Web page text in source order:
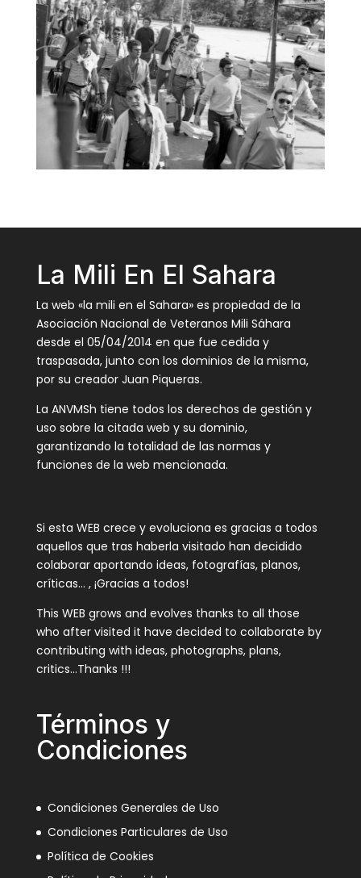
La Mili En El Sahara
La web «la mili en el Sahara» es propiedad de la
Asociación Nacional de Veteranos Mili Sáhara
desde el 05/04/2014 en que fue cedida y
traspasada, junto con los dominios de la misma,
por su creador Juan Piqueras.
La ANVMSh tiene todos los derechos de gestión y
uso sobre la citada web y su dominio,
garantizando la totalidad de las normas y
funciones de la web mencionada.
Si esta WEB crece y evoluciona es gracias a todos
aquellos que tras haberla visitado han decidido
colaborar aportando ideas, fotografías, planos,
críticas… , ¡Gracias a todos!
This WEB grows and evolves thanks to all those
who after visited it have decided to collaborate by
contributing with ideas, photographs, plans,
critics…Thanks !!!
Términos y
Condiciones
Condiciones Generales de Uso
Condiciones Particulares de Uso
Política de Cookies